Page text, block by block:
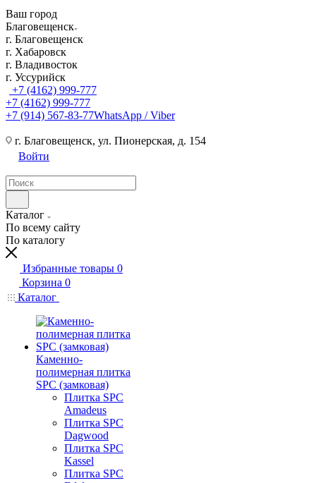
Ваш город
Благовещенск
г. Благовещенск
г. Хабаровск
г. Владивосток
г. Уссурийск
+7 (4162) 999-777
+7 (4162) 999-777
+7 (914) 567-83-77WhatsApp / Viber
г. Благовещенск, ул. Пионерская, д. 154
Войти
Каталог
По всему сайту
По каталогу
Избранные товары 0
Корзина 0
Каталог
Каменно-
полимерная плитка
SPC (замковая)
Плитка SPC
Amadeus
Плитка SPC
Dagwood
Плитка SPC
Kassel
Плитка SPC